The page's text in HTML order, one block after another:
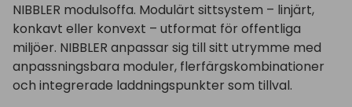
NIBBLER modulsoffa. Modulärt sittsystem – linjärt,
konkavt eller konvext – utformat för offentliga
miljöer. NIBBLER anpassar sig till sitt utrymme med
anpassningsbara moduler, flerfärgskombinationer
och integrerade laddningspunkter som tillval.